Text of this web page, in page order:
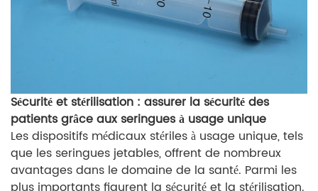
Sécurité et stérilisation : assurer la sécurité des
patients grâce aux seringues à usage unique
Les dispositifs médicaux stériles à usage unique, tels
que les seringues jetables, offrent de nombreux
avantages dans le domaine de la santé. Parmi les